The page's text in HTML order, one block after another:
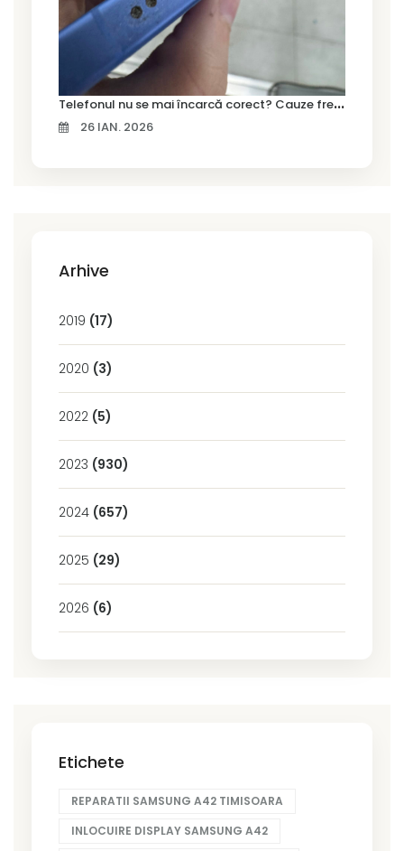
T
elefonul nu se mai încarcă corect? Cauze frecvente și soluții la service în Timișoara
26 IAN. 2026
Arhive
2019 (17)
2020 (3)
2022 (5)
2023 (930)
2024 (657)
2025 (29)
2026 (6)
Etichete
REPARATII SAMSUNG A42 TIMISOARA
INLOCUIRE DISPLAY SAMSUNG A42